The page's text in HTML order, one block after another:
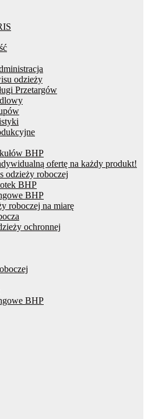
odzieży
Przetargów
BHP
ofertę na każdy produkt!
odzieży roboczej
BHP
BHP
roboczej na miarę
ochronnej
BHP